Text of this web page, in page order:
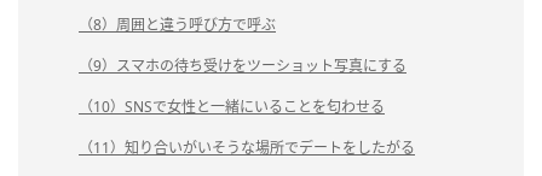
（8）周囲と違う呼び方で呼ぶ
（9）スマホの待ち受けをツーショット写真にする
（10）SNSで女性と一緒にいることを匂わせる
（11）知り合いがいそうな場所でデートをしたがる